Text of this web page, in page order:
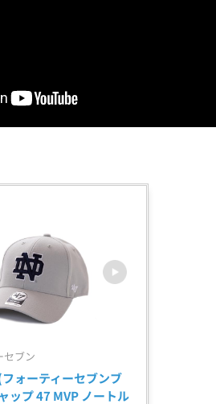
セブン
ォーティーセブンブ
ップ 47 MVP ノートル